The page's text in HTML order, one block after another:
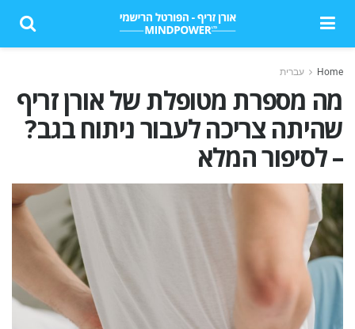
Home עברית
מה מספרת מטופלת של אורן זריף
שהיתה צריכה לעבור ניתוח בגב?
– לסיפור המלא